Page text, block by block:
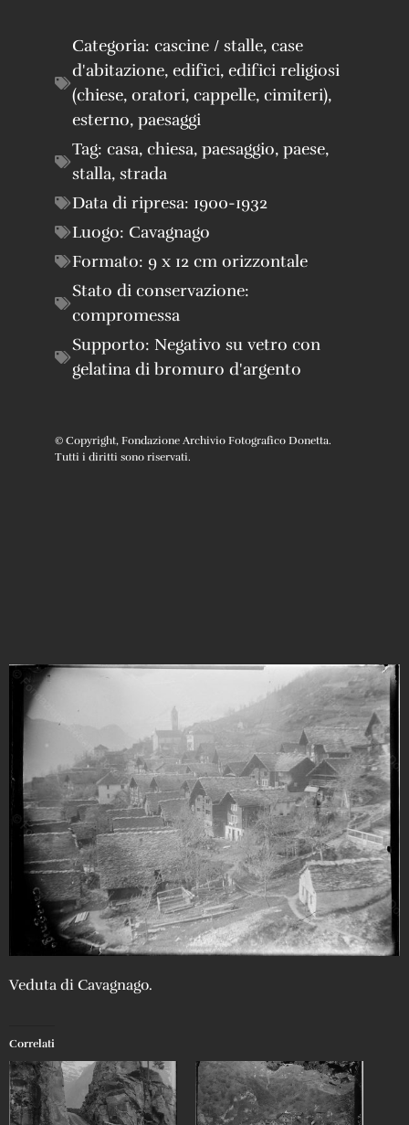
Veduta di Cavagnago.
Correlati
Categoria: cascine / stalle, case
d'abitazione, edifici, edifici religiosi
(chiese, oratori, cappelle, cimiteri),
esterno, paesaggi
Tag: casa, chiesa, paesaggio, paese,
stalla, strada
Data di ripresa: 1900-1932
Luogo: Cavagnago
Formato: 9 x 12 cm orizzontale
Stato di conservazione:
compromessa
Supporto: Negativo su vetro con
gelatina di bromuro d'argento
© Copyright, Fondazione Archivio Fotografico Donetta.
Tutti i diritti sono riservati.